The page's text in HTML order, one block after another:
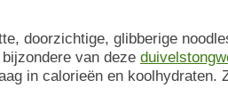
doorzichtige, glibberige
van deze
in calorieën en koolhydraten.